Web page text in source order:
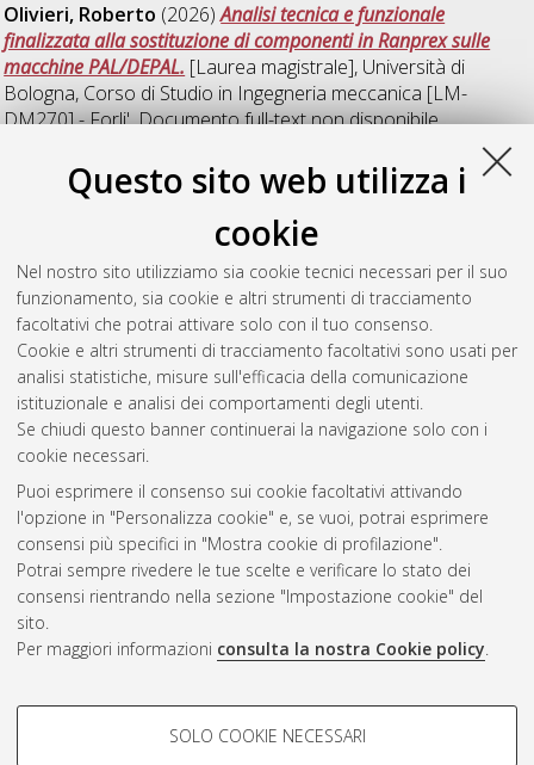
Questo sito web utilizza i
cookie
Nel nostro sito utilizziamo sia cookie tecnici necessari per il suo
funzionamento, sia cookie e altri strumenti di tracciamento
facoltativi che potrai attivare solo con il tuo consenso.
Cookie e altri strumenti di tracciamento facoltativi sono usati per
analisi statistiche, misure sull'efficacia della comunicazione
istituzionale e analisi dei comportamenti degli utenti.
Se chiudi questo banner continuerai la navigazione solo con i
cookie necessari.
Puoi esprimere il consenso sui cookie facoltativi attivando
l'opzione in "Personalizza cookie" e, se vuoi, potrai esprimere
consensi più specifici in "Mostra cookie di profilazione".
Potrai sempre rivedere le tue scelte e verificare lo stato dei
consensi rientrando nella sezione "Impostazione cookie" del
sito.
Per maggiori informazioni consulta la nostra Cookie policy.
COOKIE DI PROFILAZIONE -
SOLO COOKIE NECESSARI
Olivieri, Roberto (2026)Analisi tecnica e funzionale
finalizzata alla sostituzione di componenti in Ranprex sulle
macchine PAL/DEPAL. [Laurea magistrale], Università di
Bologna, Corso di Studio in Ingegneria meccanica [LM-
DM270] - Forli', Documento full-text non disponibile
compositi rinforzati con fibre di canapa.[Laurea], Università di
Bologna, Corso di Studio in Ingegneria meccanica [L-DM270]
- Forli'
Questa lista e' stata generata ilMon Aug 10 05:40:44 2026
CEST
Atom
Rss 1.0
Rss 2.0
AMS Laurea
Impostazioni Cookie
Informativa sulla privacy